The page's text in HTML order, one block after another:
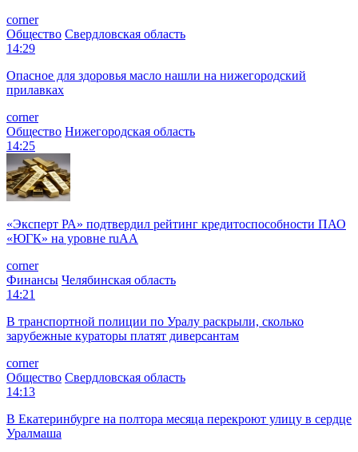
corner
Общество Свердловская область
14:29
Опасное для здоровья масло нашли на нижегородский
прилавках
corner
Общество Нижегородская область
14:25
«Эксперт РА» подтвердил рейтинг кредитоспособности ПАО
«ЮГК» на уровне ruAА
corner
Финансы Челябинская область
14:21
В транспортной полиции по Уралу раскрыли, сколько
зарубежные кураторы платят диверсантам
corner
Общество Свердловская область
14:13
В Екатеринбурге на полтора месяца перекроют улицу в сердце
Уралмаша